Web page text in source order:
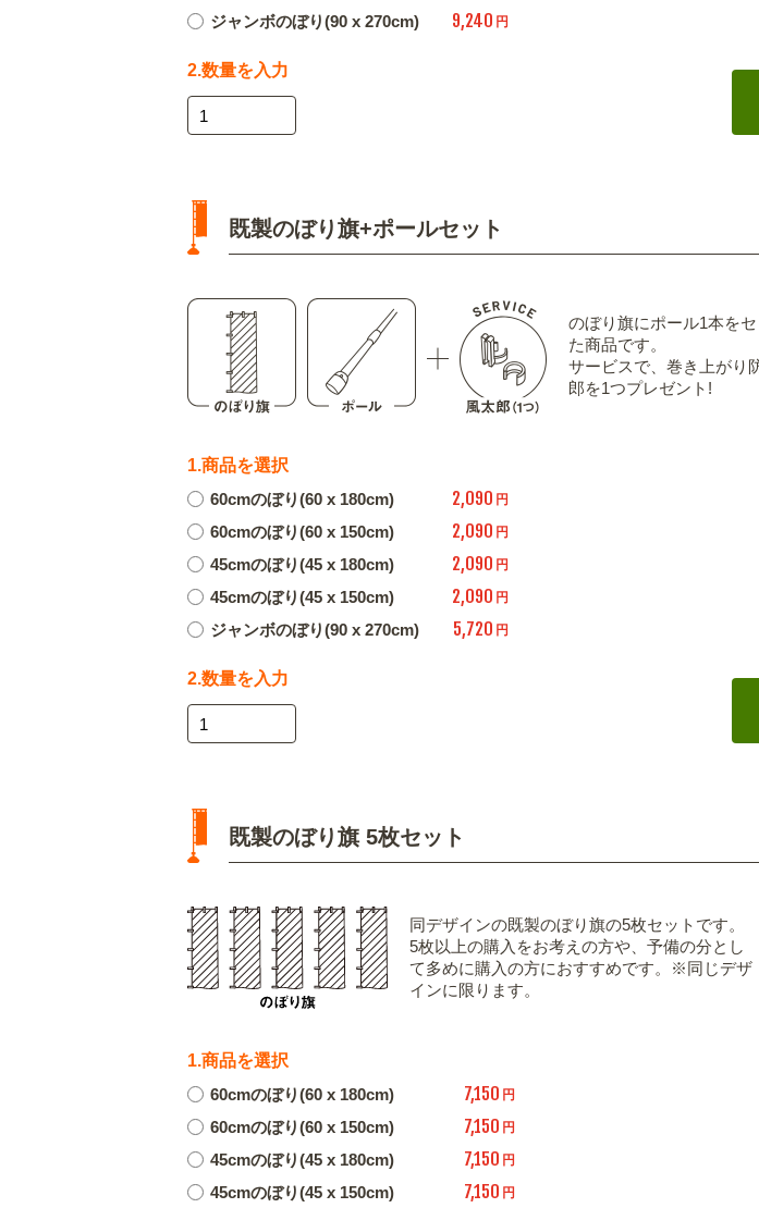
ジャンボのぼり(90 x 270cm) 9,240 円
2.数量を入力
既製のぼり旗+ポールセット
のぼり旗にポール1本を
た商品です。
サービスで、巻き上がり
郎を1つプレゼント!
1.商品を選択
60cmのぼり(60 x 180cm)
2,090 円
60cmのぼり(60 x 150cm) 2,090 円
45cmのぼり(45 x 180cm) 2,090 円
45cmのぼり(45 x 150cm) 2,090 円
ジャンボのぼり(90 x 270cm) 5,720 円
2.数量を入力
既製のぼり旗 5枚セット
同デザインの既製のぼり旗の5枚セットです。
5枚以上の購入をお考えの方や、予備の分とし
て多めに購入の方におすすめです。※同じデザ
インに限ります。
1.商品を選択
60cmのぼり(60 x 180cm)
7,150 円
60cmのぼり(60 x 150cm) 7,150 円
45cmのぼり(45 x 180cm) 7,150 円
45cmのぼり(45 x 150cm) 7,150 円